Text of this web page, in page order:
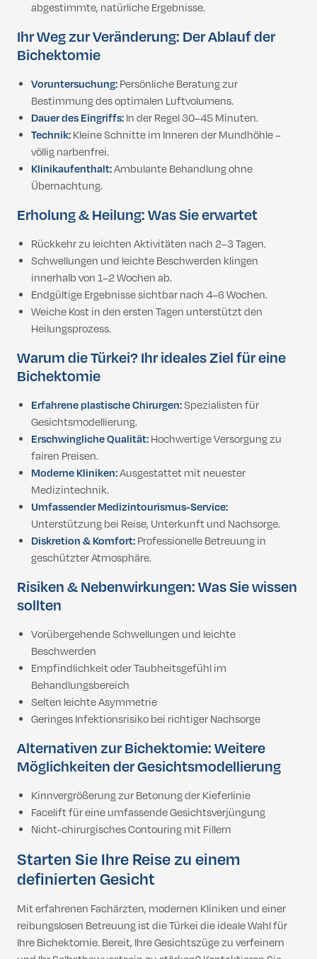
abgestimmte, natürliche Ergebnisse.
Ihr Weg zur Veränderung: Der Ablauf der
Bichektomie
Voruntersuchung:Persönliche Beratung zur
Bestimmung des optimalen Luftvolumens.
Dauer des Eingriffs:In der Regel 30–45 Minuten.
Technik:Kleine Schnitte im Inneren der Mundhöhle –
völlig narbenfrei.
Klinikaufenthalt:Ambulante Behandlung ohne
Übernachtung.
Erholung & Heilung: Was Sie erwartet
Rückkehr zu leichten Aktivitäten nach 2–3 Tagen.
Schwellungen und leichte Beschwerden klingen
innerhalb von 1–2 Wochen ab.
Endgültige Ergebnisse sichtbar nach 4–6 Wochen.
Weiche Kost in den ersten Tagen unterstützt den
Heilungsprozess.
Warum die Türkei? Ihr ideales Ziel für eine
Bichektomie
Erfahrene plastische Chirurgen:Spezialisten für
Gesichtsmodellierung.
Erschwingliche Qualität:Hochwertige Versorgung zu
fairen Preisen.
Moderne Kliniken:Ausgestattet mit neuester
Medizintechnik.
Umfassender Medizintourismus-Service:
Unterstützung bei Reise, Unterkunft und Nachsorge.
Diskretion & Komfort:Professionelle Betreuung in
geschützter Atmosphäre.
Risiken & Nebenwirkungen: Was Sie wissen
sollten
Vorübergehende Schwellungen und leichte
Beschwerden
Empfindlichkeit oder Taubheitsgefühl im
Behandlungsbereich
Selten leichte Asymmetrie
Geringes Infektionsrisiko bei richtiger Nachsorge
Alternativen zur Bichektomie: Weitere
Möglichkeiten der Gesichtsmodellierung
Kinnvergrößerung zur Betonung der Kieferlinie
Facelift für eine umfassende Gesichtsverjüngung
Nicht-chirurgisches Contouring mit Fillern
Starten Sie Ihre Reise zu einem
definierten Gesicht
Mit erfahrenen Fachärzten, modernen Kliniken und einer
reibungslosen Betreuung ist die Türkei die ideale Wahl für
Ihre Bichektomie. Bereit, Ihre Gesichtszüge zu verfeinern